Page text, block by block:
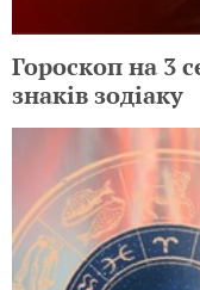
Гороскоп на 3
знаків зодіаку